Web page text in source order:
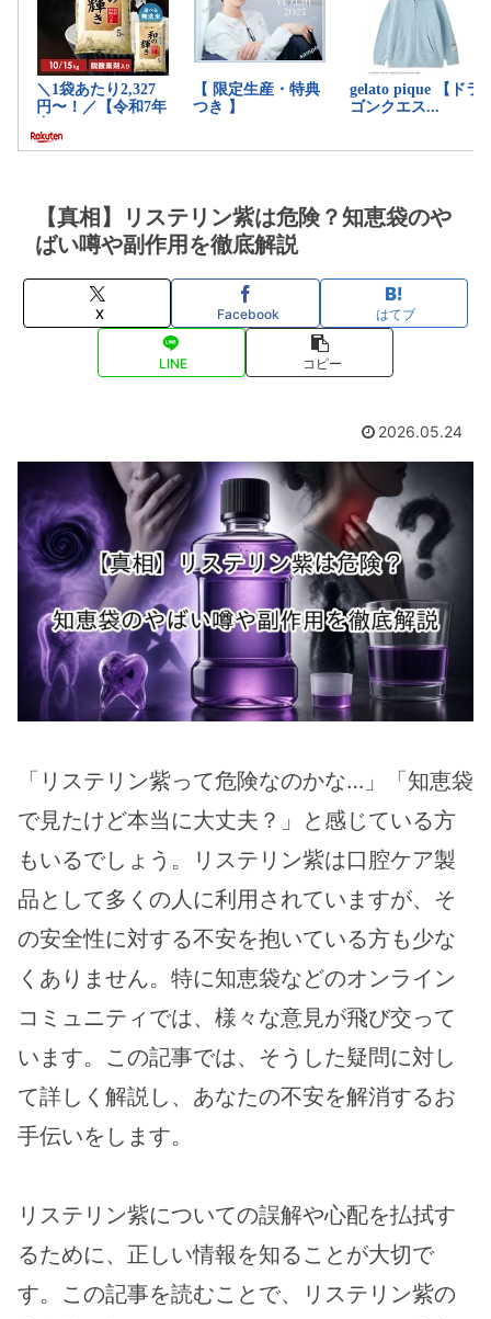
【真相】リステリン紫は危険？知恵袋のや
ばい噂や副作用を徹底解説
X Facebook はてブ
LINE コピー
2026.05.24
「リステリン紫って危険なのかな…」「知恵袋
で見たけど本当に大丈夫？」と感じている方
もいるでしょう。リステリン紫は口腔ケア製
品として多くの人に利用されていますが、そ
の安全性に対する不安を抱いている方も少な
くありません。特に知恵袋などのオンライン
コミュニティでは、様々な意見が飛び交って
います。この記事では、そうした疑問に対し
て詳しく解説し、あなたの不安を解消するお
手伝いをします。
リステリン紫についての誤解や心配を払拭す
るために、正しい情報を知ることが大切で
す。この記事を読むことで、リステリン紫の